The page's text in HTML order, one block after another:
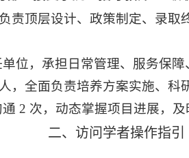
责顶层设计、政策制定、录
位，承担日常管理、服务保障
，全面负责培养方案实施、科
2 次，动态掌握项目进展，及
二、访问学者操作指引